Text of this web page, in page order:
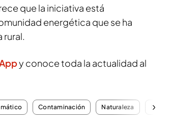
que la iniciativa está
energética que se ha
rural.
y conoce toda la actualidad al
Contaminación Naturaleza Pueblos